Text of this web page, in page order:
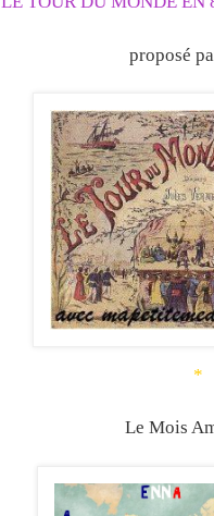
proposé
*
Le Mois